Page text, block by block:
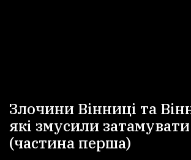
Злочини Вінниці та
які змусили
(частина перша)